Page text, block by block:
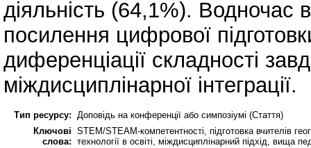
діяльність (64,1%). Водночас
посилення цифрової
диференціації складності
міждисциплінарної інтеграції.
Тип ресурсу: Доповідь на конференції або симпозіумі (Стаття)
Ключові
слова:
STEM/STEAM-компетентності, підготовка вчителів
технології в освіті, міждисциплінарний підхід, вища